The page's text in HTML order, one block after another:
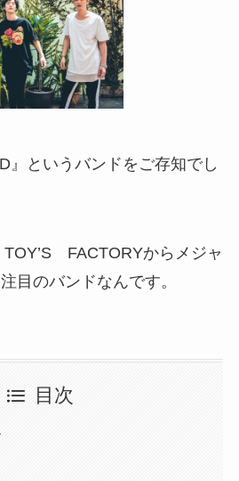
というバンドをご存知でし
FACTORYからメジャ
目のバンドなんです。
目次